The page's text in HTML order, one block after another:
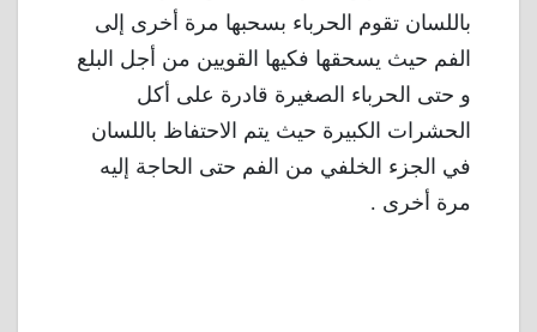
باللسان تقوم الحرباء بسحبها مرة أخرى إلى
الفم حيث يسحقها فكيها القويين من أجل البلع
و حتى الحرباء الصغيرة قادرة على أكل
الحشرات الكبيرة حيث يتم الاحتفاظ باللسان
في الجزء الخلفي من الفم حتى الحاجة إليه
مرة أخرى .